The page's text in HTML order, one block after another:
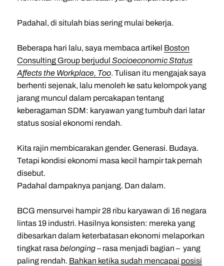
Padahal, di situlah bias sering mulai bekerja.
Beberapa hari lalu, saya membaca artikel Boston
Consulting Group berjudul Socioeconomic Status
Affects the Workplace, Too. Tulisan itu mengajak saya
berhenti sejenak, lalu menoleh ke satu kelompok yang
jarang muncul dalam percakapan tentang
keberagaman SDM: karyawan yang tumbuh dari latar
status sosial ekonomi rendah.
Kita rajin membicarakan gender. Generasi. Budaya.
Tetapi kondisi ekonomi masa kecil hampir tak pernah
disebut.
Padahal dampaknya panjang. Dan dalam.
BCG mensurvei hampir 28 ribu karyawan di 16 negara
lintas 19 industri. Hasilnya konsisten: mereka yang
dibesarkan dalam keterbatasan ekonomi melaporkan
tingkat rasa belonging– rasa menjadi bagian – yang
paling rendah. Bahkan ketika sudah mencapai posisi